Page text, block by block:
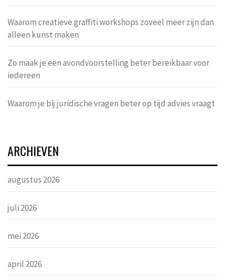
Waarom creatieve graffiti workshops zoveel meer zijn dan
alleen kunst maken
Zo maak je een avondvoorstelling beter bereikbaar voor
iedereen
Waarom je bij juridische vragen beter op tijd advies vraagt
ARCHIEVEN
augustus 2026
juli 2026
mei 2026
april 2026